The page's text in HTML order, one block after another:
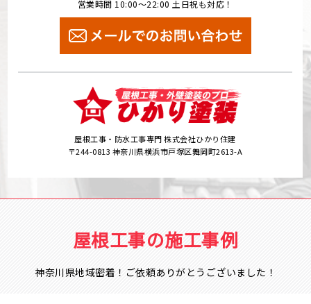
営業時間 10:00～22:00 土日祝も対応！
屋根工事・防水工事専門 株式会社ひかり住建
〒244-0813 神奈川県横浜市戸塚区舞岡町2613-A
屋根工事の施工事例
神奈川県地域密着！ご依頼ありがとうございました！